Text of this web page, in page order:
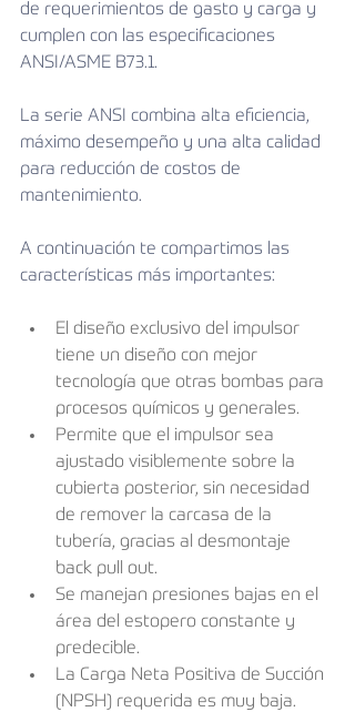
de requerimientos de gasto y carga y
cumplen con las especificaciones
ANSI/ASME B73.1.
La serie ANSI combina alta eficiencia,
máximo desempeño y una alta calidad
para reducción de costos de
mantenimiento.
A continuación te compartimos las
características más importantes:
El diseño exclusivo del impulsor
tiene un diseño con mejor
tecnología que otras bombas para
procesos químicos y generales.
Permite que el impulsor sea
ajustado visiblemente sobre la
cubierta posterior, sin necesidad
de remover la carcasa de la
tubería, gracias al desmontaje
back pull out.
Se manejan presiones bajas en el
área del estopero constante y
predecible.
La Carga Neta Positiva de Succión
(NPSH) requerida es muy baja.